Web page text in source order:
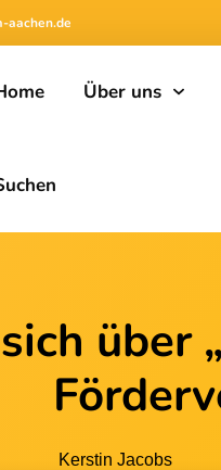
aachen.de
Über uns
über
Kerstin Jacobs